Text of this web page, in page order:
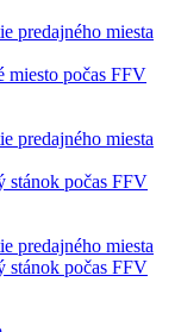
predajného miesta
miesto počas FFV
predajného miesta
stánok počas FFV
predajného miesta
stánok počas FFV